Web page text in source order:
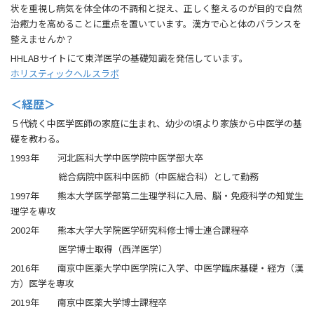
状を重視し病気を体全体の不調和と捉え、正しく整えるのが目的で自然
治癒力を高めることに重点を置いています。漢方で心と体のバランスを
整えませんか？
HHLABサイトにて東洋医学の基礎知識を発信しています。
ホリスティックヘルスラボ
＜経歴＞
５代続く中医学医師の家庭に生まれ、幼少の頃より家族から中医学の基
礎を教わる。
1993年 河北医科大学中医学院中医学部大卒
総合病院中医科中医師（中医総合科）として勤務
1997年 熊本大学医学部第二生理学科に入局、脳・免疫科学の知覚生
理学を専攻
2002年 熊本大学大学院医学研究科修士博士連合課程卒
医学博士取得（西洋医学）
2016年 南京中医薬大学中医学院に入学、中医学臨床基礎・経方（漢
方）医学を専攻
2019年 南京中医薬大学博士課程卒